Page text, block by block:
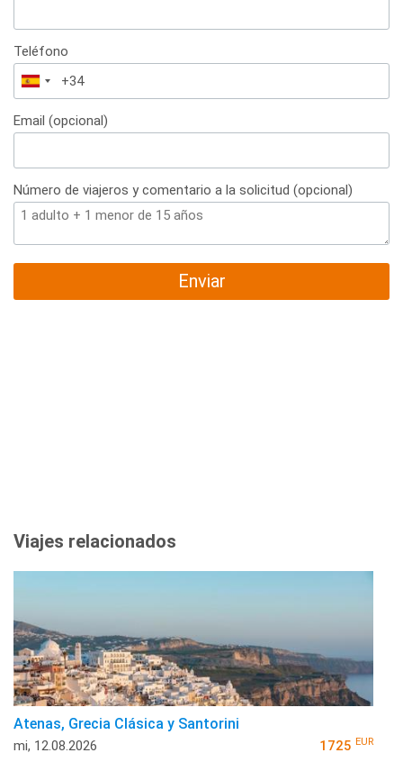
Teléfono
España
+34
Email (opcional)
Número de viajeros y comentario a la solicitud (opcional)
Enviar
Viajes relacionados
Atenas, Grecia Clásica y Santorini
mi, 12.08.2026 1725 EUR